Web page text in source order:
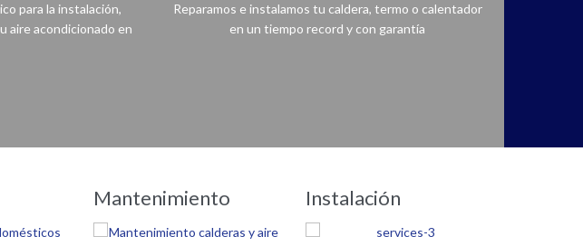
para la instalación,
aire acondicionado en
Reparamos e instalamos tu caldera, termo o calentador
en un tiempo record y con garantía
Mantenimiento Instalación